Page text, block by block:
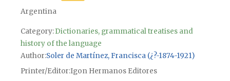
Argentina
Category:Dictionaries, grammatical treatises and
history of the language
Author Soler de Martínez, Francisca (¿?-1874-1921)
Printer/Editor Igon Hermanos Editores